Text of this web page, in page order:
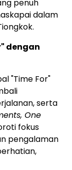
penuh
dalam
dengan
"Time For"
serta
One
fokus
pengalaman